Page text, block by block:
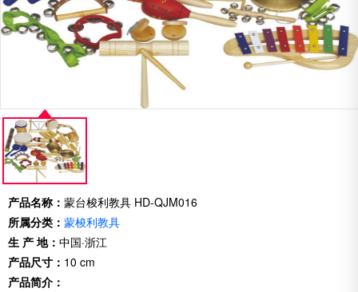
产品名称： 蒙台梭利教具 HD-QJM016
所属分类： 蒙梭利教具
生 产 地： 中国·浙江
产品尺寸： 10 cm
产品简介：